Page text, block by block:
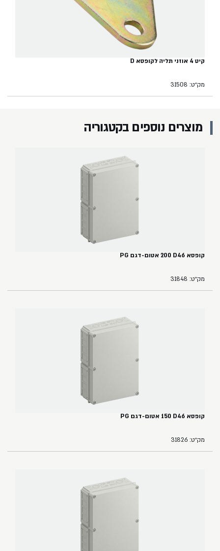
קיט 4 אוזני תליה לקופסא D
מק״ט: 31508
מוצרים נוספים בקטגוריה
קופסא ‏46‏D‏ ‏200 אטום-דגם PG
מק״ט: 31848
קופסא ‏46‏D‏ ‏150‏ אטום-דגם PG
מק״ט: 31826